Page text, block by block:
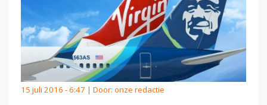
15 juli 2016 - 6:47 | Door: onze redactie